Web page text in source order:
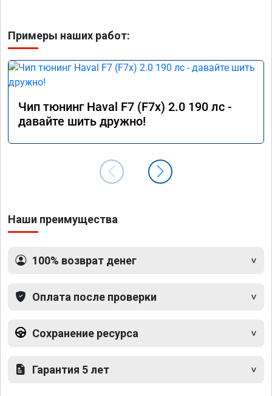
Примеры наших работ:
Чип тюнинг Haval F7 (F7x) 2.0 190 лс -
давайте шить дружно!
Наши преимущества
100% возврат денег
Оплата после проверки
Сохранение ресурса
Гарантия 5 лет